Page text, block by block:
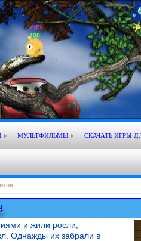
МУЛЬТФИЛЬМЫ СКАЧАТЬ ИГРЫ
и жили росли,
Однажды их забрали в